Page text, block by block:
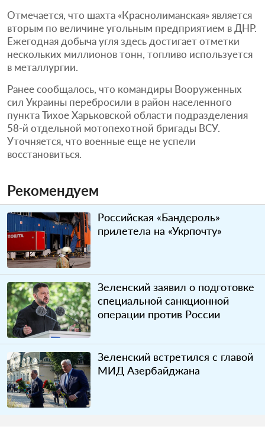
Отмечается, что шахта «Краснолиманская» является
вторым по величине угольным предприятием в ДНР.
Ежегодная добыча угля здесь достигает отметки
нескольких миллионов тонн, топливо используется
в металлургии.
Ранее сообщалось, что командиры Вооруженных
сил Украины перебросили в район населенного
пункта Тихое Харьковской области подразделения
58-й отдельной мотопехотной бригады ВСУ.
Уточняется, что военные еще не успели
восстановиться.
Рекомендуем
Российская «Бандероль»
прилетела на «Укрпочту»
Зеленский заявил о подготовке
специальной санкционной
операции против России
Зеленский встретился с главой
МИД Азербайджана